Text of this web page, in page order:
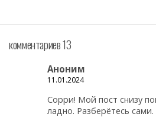
комментариев 13
Аноним
11.01.2024
Сорри! Мой пост снизу
ладно. Разберётесь сами.